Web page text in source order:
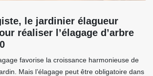
le jardinier élagueur
réaliser l’élagage d’arbre
favorise la croissance harmonieuse de
Mais l’élagage peut être obligatoire dans